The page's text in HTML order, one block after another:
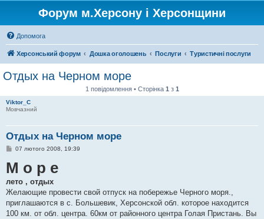
Форум м.Херсону і Херсонщини
Допомога
Херсонський форум Дошка оголошень Послуги Туристичні послуги
Отдых на Черном море
1 повідомлення • Сторінка 1 з 1
Viktor_C
Мовчазний
Отдых на Черном море
П
в
і
о
м
е
н
07 лютого 2008, 19:39
М о р е
лето , отдых
Желающие провести свой отпуск на побережье Черного моря.,
приглашаются в с. Большевик, Херсонской обл. которое находится
100 км. от обл. центра. 60км от районного центра Голая Пристань. Вы